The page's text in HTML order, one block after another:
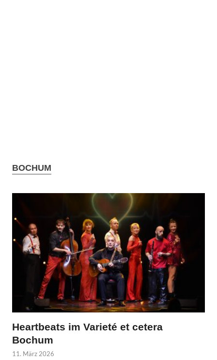
BOCHUM
Heartbeats im Varieté et cetera
Bochum
11. März 2026